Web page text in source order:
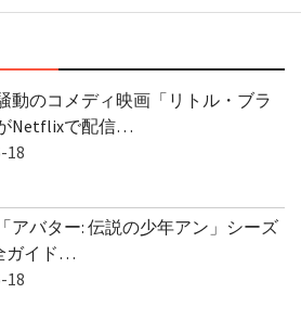
動のコメディ映画「リトル・ブラ
Netflixで配信…
18
アバター: 伝説の少年アン」シーズ
ガイド…
18